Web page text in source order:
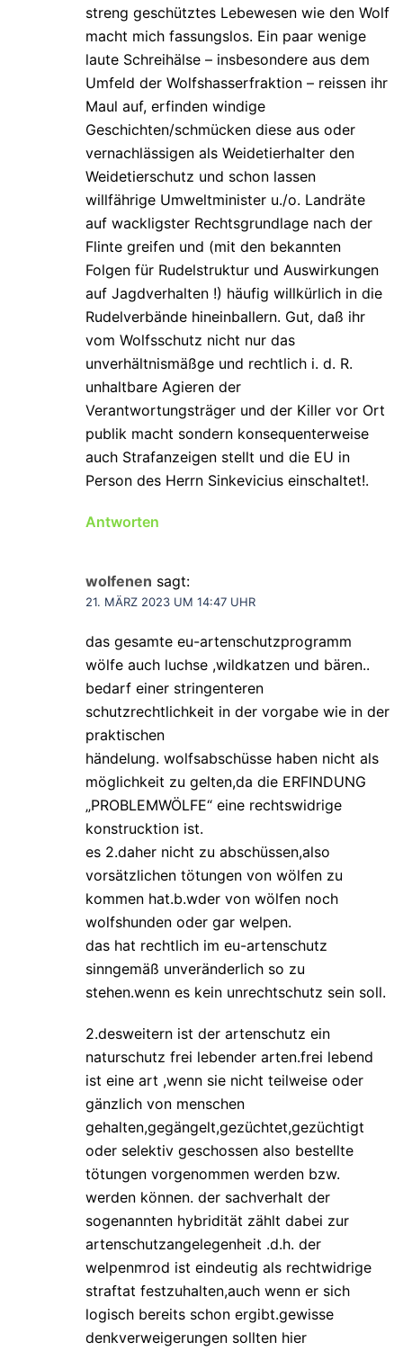
streng geschütztes Lebewesen wie den Wolf
macht mich fassungslos. Ein paar wenige
laute Schreihälse – insbesondere aus dem
Umfeld der Wolfshasserfraktion – reissen ihr
Maul auf, erfinden windige
Geschichten/schmücken diese aus oder
vernachlässigen als Weidetierhalter den
Weidetierschutz und schon lassen
willfährige Umweltminister u./o. Landräte
auf wackligster Rechtsgrundlage nach der
Flinte greifen und (mit den bekannten
Folgen für Rudelstruktur und Auswirkungen
auf Jagdverhalten !) häufig willkürlich in die
Rudelverbände hineinballern. Gut, daß ihr
vom Wolfsschutz nicht nur das
unverhältnismäßge und rechtlich i. d. R.
unhaltbare Agieren der
Verantwortungsträger und der Killer vor Ort
publik macht sondern konsequenterweise
auch Strafanzeigen stellt und die EU in
Person des Herrn Sinkevicius einschaltet!.
Antworten
wolfenen sagt:
21. MÄRZ 2023 UM 14:47 UHR
das gesamte eu-artenschutzprogramm
wölfe auch luchse ,wildkatzen und bären..
bedarf einer stringenteren
schutzrechtlichkeit in der vorgabe wie in der
praktischen
händelung. wolfsabschüsse haben nicht als
möglichkeit zu gelten,da die ERFINDUNG
„PROBLEMWÖLFE“ eine rechtswidrige
konstrucktion ist.
es 2.daher nicht zu abschüssen,also
vorsätzlichen tötungen von wölfen zu
kommen hat.b.wder von wölfen noch
wolfshunden oder gar welpen.
das hat rechtlich im eu-artenschutz
sinngemäß unveränderlich so zu
stehen.wenn es kein unrechtschutz sein soll.
2.desweitern ist der artenschutz ein
naturschutz frei lebender arten.frei lebend
ist eine art ,wenn sie nicht teilweise oder
gänzlich von menschen
gehalten,gegängelt,gezüchtet,gezüchtigt
oder selektiv geschossen also bestellte
tötungen vorgenommen werden bzw.
werden können. der sachverhalt der
sogenannten hybridität zählt dabei zur
artenschutzangelegenheit .d.h. der
welpenmrod ist eindeutig als rechtwidrige
straftat festzuhalten,auch wenn er sich
logisch bereits schon ergibt.gewisse
denkverweigerungen sollten hier